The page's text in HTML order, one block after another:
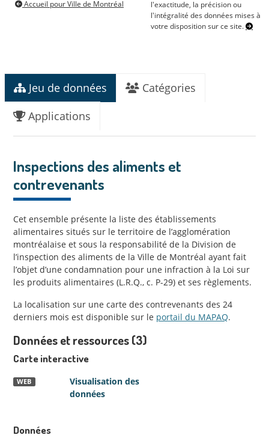
Accueil pour Ville de Montréal
l'exactitude, la précision ou
l'intégralité des données mises à
votre disposition sur ce site.
Jeu de données
Catégories
Applications
Inspections des aliments et
contrevenants
Cet ensemble présente la liste des établissements
alimentaires situés sur le territoire de l’agglomération
montréalaise et sous la responsabilité de la Division de
l’inspection des aliments de la Ville de Montréal ayant fait
l’objet d’une condamnation pour une infraction à la Loi sur
les produits alimentaires (L.R.Q., c. P-29) et ses règlements.
La localisation sur une carte des contrevenants des 24
derniers mois est disponible sur le portail du MAPAQ.
Données et ressources (3)
Carte interactive
Visualisation des
données
WEB
Données